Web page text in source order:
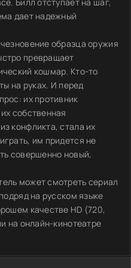
дает надежный
образца оружия
превращает
кошмар. Кто-то
на руках. И перед
их противник
собственная
конфликта, стала их
им придется не
совершенно новый,
может смотреть сериал
на русском языке
качестве HD (720,
на онлайн-кинотеатре